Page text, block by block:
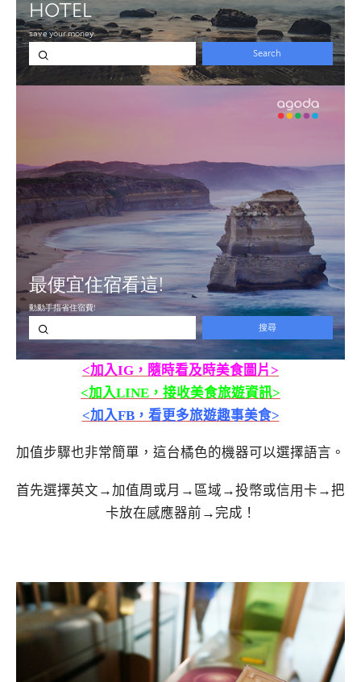
<加入IG，隨時看及時美食圖片>
<加入LINE，接收美食旅遊資訊>
<加入FB，看更多旅遊趣事美食>
加值步驟也非常簡單，這台橘色的機器可以選擇語言。
首先選擇英文→加值周或月→區域→投幣或信用卡→把
卡放在感應器前→完成！